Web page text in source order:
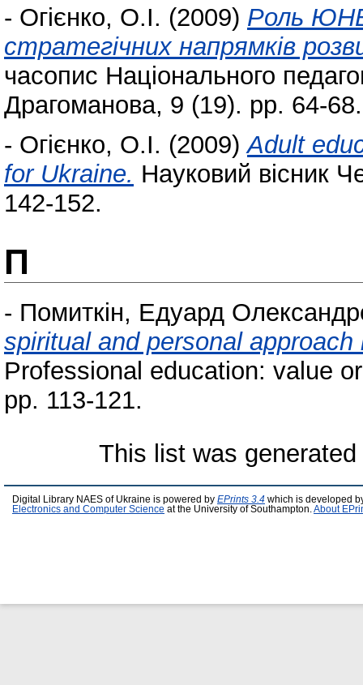
- Огієнко, О.І. (2009) Роль
стратегічних напрямків
часопис Національного
Драгоманова, 9 (19). pp. 64-68.
- Огієнко, О.І. (2009)Adult
for Ukraine. Науковий вісник
142-152.
П
- Помиткін, Едуард
spiritual and personal
Professional education: value
pp. 113-121.
This list was
Digital Library NAES of Ukraine is powered by EPrints 3.4 which is developed
Electronics and Computer Science at the University of Southampton. About